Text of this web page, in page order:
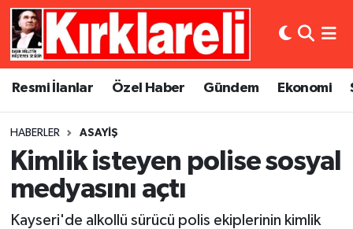
Resmi İlanlar Özel Haber Gündem Ekonomi
HABERLER ASAYIŞ
Kimlik isteyen polise sosyal
medyasını açtı
Kayseri'de alkollü sürücü polis ekiplerinin kimlik
Resmi İlanlar
Gündem
Ekonomi
Siyaset
Asayiş
Dünya
Eğitim
Kültür Sanat
Künye
Gizlilik Sözleşmesi
Merkez Nöbetçi Eczaneler
Merkez Trafik Yoğunluk Haritası
Süper Lig Puan Durumu ve Fikstür
Tüm Manşetler